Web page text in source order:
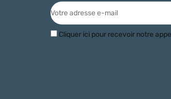
Cliquer ici pour recevoir notre